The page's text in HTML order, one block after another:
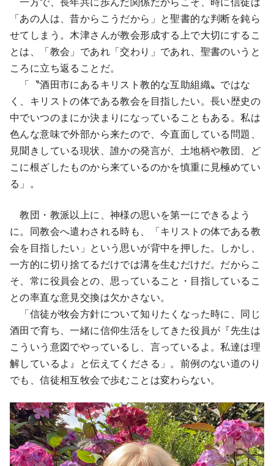
「あの人は、昔からこうだから」と聖書的な判断を鈍ら
せてしまう。木津さんが教会形成する上で大切にするこ
とは、「教会」であれ「交わり」であれ、聖書のいうと
ころに立ち返ることだ。
「〝酒田市にあるキリスト教的な互助組織〟ではな
く、キリストの体である教会を目指したい。長い歴史の
中でいつのまにか決まりになっていることもある。私は
色んな意味で外部から来たので、今直面している問題、
見聞きしている現状、誰かの発言が、土地柄や教団、ど
こに根ざしたものから来ているのかを慎重に見極めてい
る」。
教団・教派以上に、神様の思いを第一にできるよう
に。同教会へ遣わされる時も、「キリストの体である教
会を目指したい」という思いが背中を押した。しかし、
一方的に切り捨てるだけでは溝を生むだけだ。だからこ
そ、常に役員会との、思っていること・目指しているこ
との率直な意見交換は欠かさない。
「信徒が牧会方針について知りたくなった時に、同じ
酒田で育ち、一緒に信仰生活をしてきた役員が『先生は
こういう意図でやっているし、言っているよ。私達は理
解しているよ』と伝えてくださる」。前例のない道のり
でも、信徒相互牧会で歩むことは変わらない。